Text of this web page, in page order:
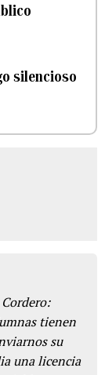
silencioso
tienen
su
una licencia